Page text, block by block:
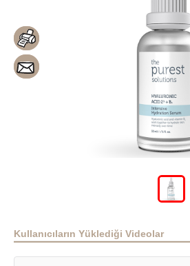
Kullanıcıların Yüklediği Videolar